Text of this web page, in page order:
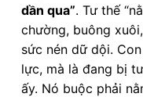
dần qua”. Tư thế
chường, buông
sức nén dữ dội.
lực, mà là đang bị
ấy. Nó buộc phải